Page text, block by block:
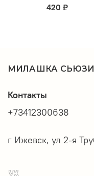
420 ₽
МИЛАШКА СЬЮЗИ
Контакты
+73412300638
г Ижевск, ул 2-я